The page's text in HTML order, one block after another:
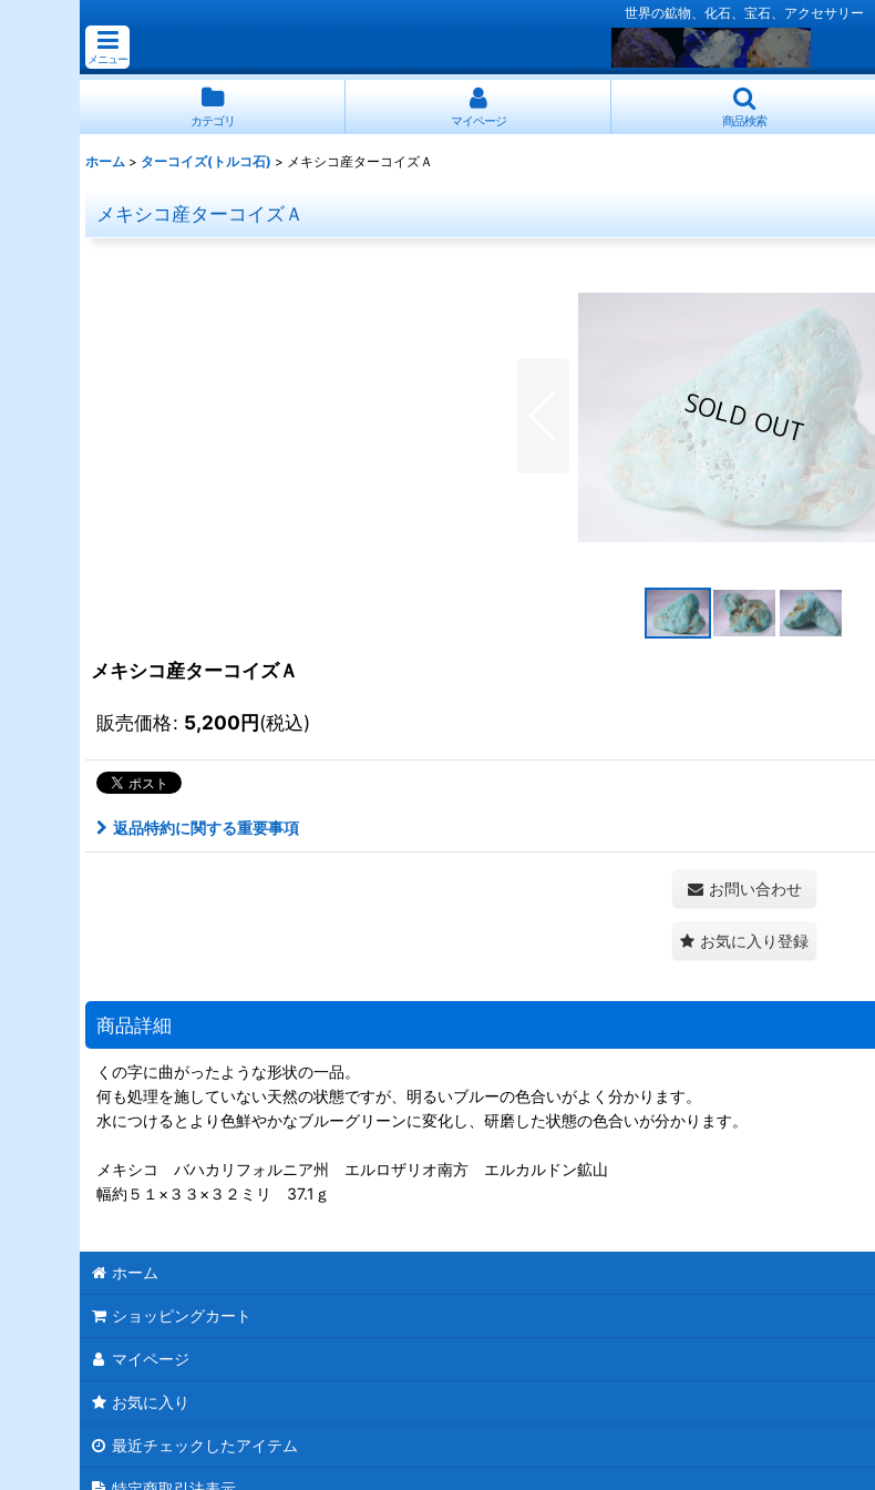
世界の鉱物、化石、宝石、アクセサリー
メニュー
カテゴリ マイページ 商品検索
ホーム > ターコイズ(トルコ石) > メキシコ産ターコイズＡ
メキシコ産ターコイズＡ
メキシコ産ターコイズＡ
販売価格: 5,200円(税込)
返品特約に関する重要事項
お問い合わせ
お気に入り登録
商品詳細
くの字に曲がったような形状の一品。
何も処理を施していない天然の状態ですが、明るいブルーの色合いがよく分かります。
水につけるとより色鮮やかなブルーグリーンに変化し、研磨した状態の色合いが分かります。
メキシコ バハカリフォルニア州 エルロザリオ南方 エルカルドン鉱山
幅約５１×３３×３２ミリ 37.1ｇ
ホーム
ショッピングカート
マイページ
お気に入り
最近チェックしたアイテム